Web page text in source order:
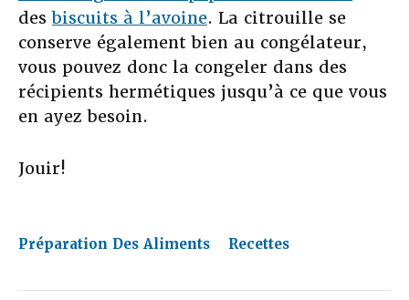
desbiscuits à l’avoine. La citrouille se
conserve également bien au congélateur,
vous pouvez donc la congeler dans des
récipients hermétiques jusqu’à ce que vous
en ayez besoin.
Jouir!
Préparation Des Aliments Recettes